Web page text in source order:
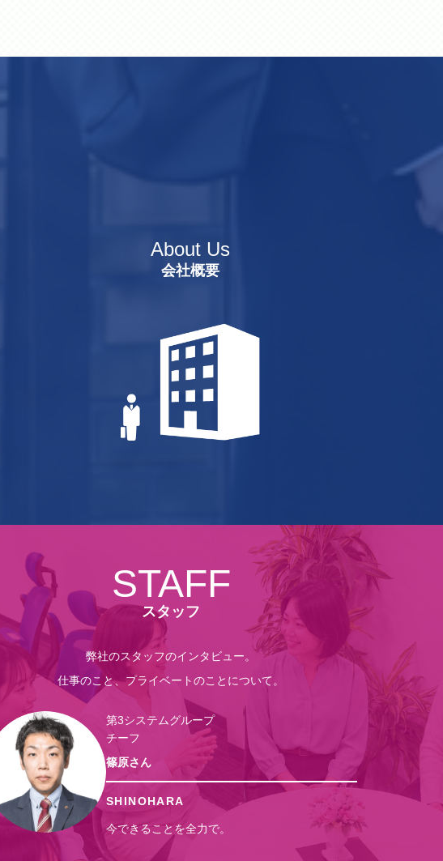
About Us
会社概要
STAFF
スタッフ
弊社のスタッフのインタビュー。
仕事のこと、プライベートのことについて。
第3システムグループ
チーフ
篠原さん
SHINOHARA
今できることを全力で。